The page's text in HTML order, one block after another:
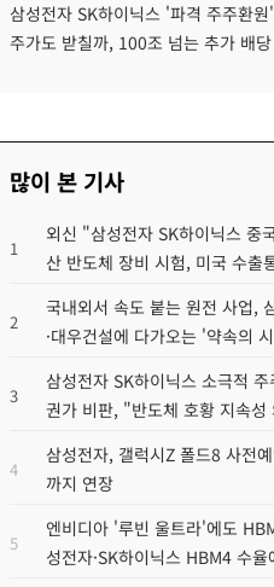
삼성전자 SK하이닉스 '파격 주주환
주가도 받칠까, 100조 넘는 추가 배
많이 본 기사
1
외신 "삼성전자 SK하이닉스 중
산 반도체 장비 시험, 미국 수출
2
국내외서 속도 붙는 원전 사업,
·대우건설에 다가오는 '약속의
3
삼성전자 SK하이닉스 소극적
권가 비판, "반도체 호황 지속성
4
삼성전자, 갤럭시Z 폴드8 사전
까지 연장
5
엔비디아 '루빈 울트라'에도
성전자·SK하이닉스 HBM4 수율